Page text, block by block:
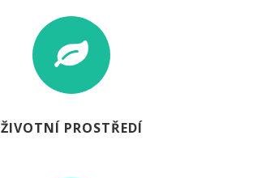
ŽIVOTNÍ PROSTŘEDÍ